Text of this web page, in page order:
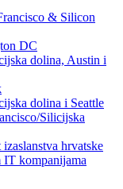
& Silicon
DC
dolina, Austin i
dolina i Seattle
Silicijska
hrvatske
kompanijama